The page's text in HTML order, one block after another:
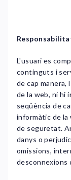
L'usuari es
continguts i
de cap manera,
de la web, ni hi
seqüència de
informàtic de la
de seguretat.
danys o
omissions,
desconnexions